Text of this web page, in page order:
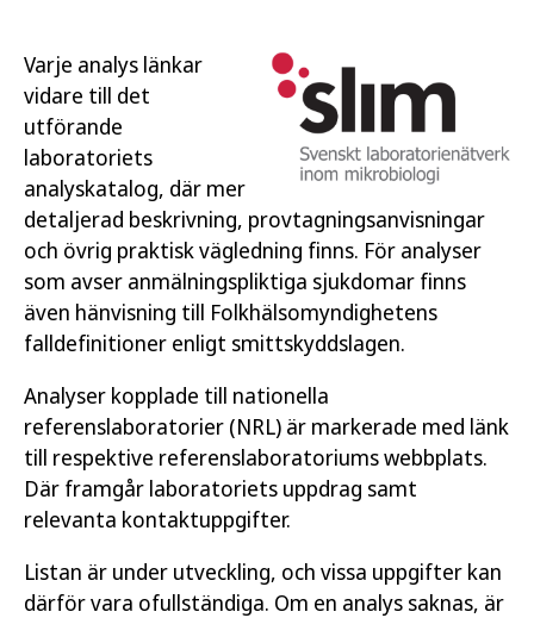
Varje analys länkar
vidare till det
utförande
laboratoriets
analyskatalog, där mer
detaljerad beskrivning, provtagningsanvisningar
och övrig praktisk vägledning finns. För analyser
som avser anmälningspliktiga sjukdomar finns
även hänvisning till Folkhälsomyndighetens
falldefinitioner enligt smittskyddslagen.
Analyser kopplade till nationella
referenslaboratorier (NRL) är markerade med länk
till respektive referenslaboratoriums webbplats.
Där framgår laboratoriets uppdrag samt
relevanta kontaktuppgifter.
Listan är under utveckling, och vissa uppgifter kan
därför vara ofullständiga. Om en analys saknas, är